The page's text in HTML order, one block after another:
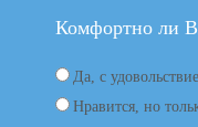
Комфортно ли
Да, с
Нравится, но